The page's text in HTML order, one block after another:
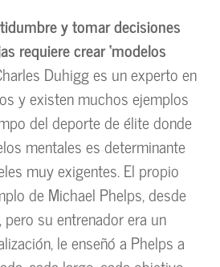
y tomar decisiones
requiere crear ‘modelos
Duhigg es un experto en
y existen muchos ejemplos
del deporte de élite donde
mentales es determinante
muy exigentes. El propio
de Michael Phelps, desde
su entrenador era un
le enseñó a Phelps a